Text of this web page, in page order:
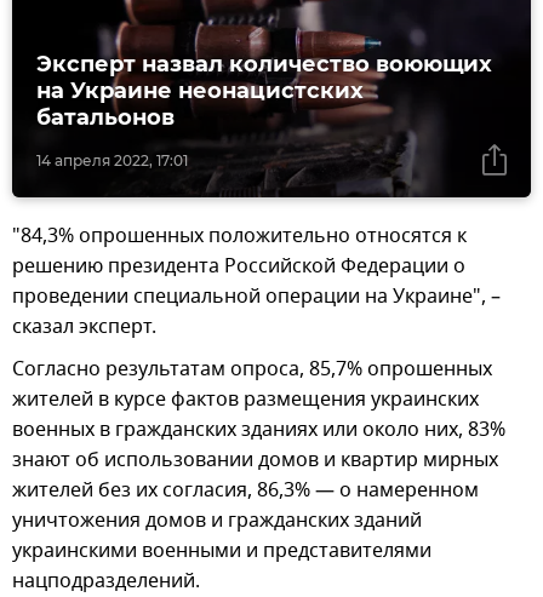
14 апреля 2022, 17:01
Эксперт назвал количество воюющих
на Украине неонацистских
батальонов
"84,3% опрошенных положительно относятся к
решению президента Российской Федерации о
проведении специальной операции на Украине", –
сказал эксперт.
Согласно результатам опроса, 85,7% опрошенных
жителей в курсе фактов размещения украинских
военных в гражданских зданиях или около них, 83%
знают об использовании домов и квартир мирных
жителей без их согласия, 86,3% — о намеренном
уничтожения домов и гражданских зданий
украинскими военными и представителями
нацподразделений.